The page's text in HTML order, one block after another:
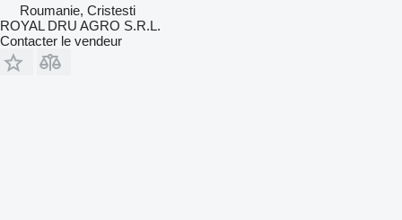
Roumanie, Cristesti
ROYAL DRU AGRO S.R.L.
Contacter le vendeur